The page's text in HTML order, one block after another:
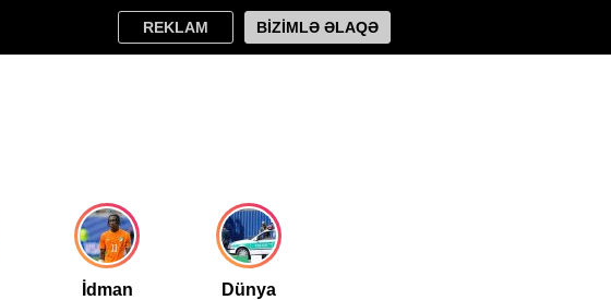
REKLAM BİZİMLƏ ƏLAQƏ
İdman Dünya